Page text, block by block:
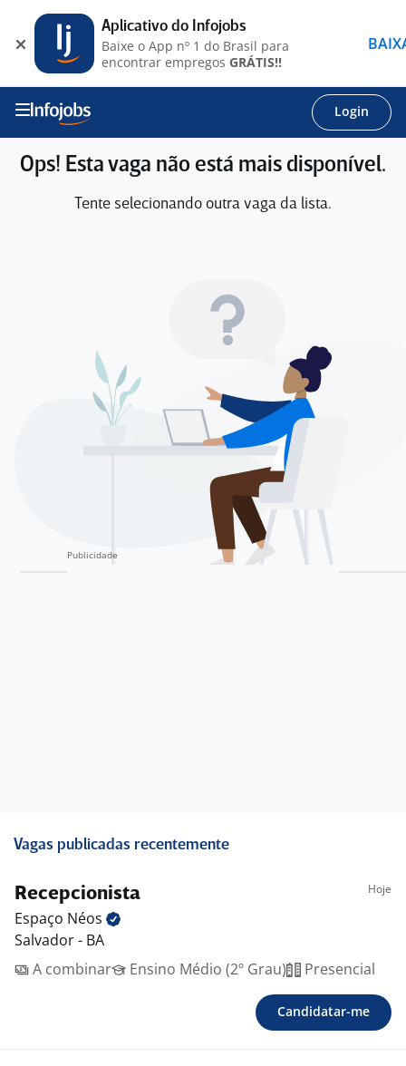
Login
Ops! Esta vaga não está mais disponível.
Tente selecionando outra vaga da lista.
Vagas publicadas recentemente
Recepcionista Hoje
Espaço Néos
Salvador - BA
A combinar
Ensino Médio (2º Grau) Presencial
Candidatar-me
Aplicativo do Infojobs
Baixe o App nº 1 do Brasil para
encontrar empregos GRÁTIS!!